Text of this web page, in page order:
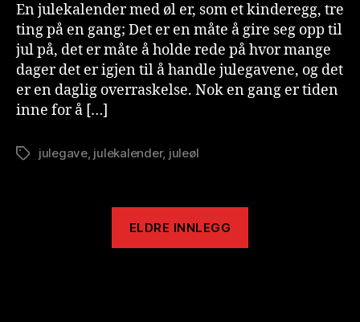
En julekalender med øl er, som et kinderegg, tre
ting på en gang; Det er en måte å gire seg opp til
jul på, det er måte å holde rede på hvor mange
dager det er igjen til å handle julegavene, og det
er en daglig overraskelse. Nok en gang er tiden
inne for å […]
Stikkordjulegave, julekalender, juleøl
ELDRE INNLEGG